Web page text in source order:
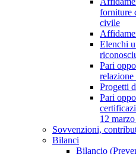
forniture
civile
Elenchi
Pari
relazione
Progetti
Pari
12
Sovvenzioni,
Bilanci
Bilancio